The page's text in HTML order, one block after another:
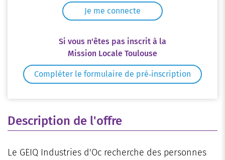
Description de l'offre
Le GEIQ Industries d'Oc recherche des personnes
Je me connecte
Si vous n'êtes pas inscrit à la
Mission Locale Toulouse
Compléter le formulaire de pré‑inscription